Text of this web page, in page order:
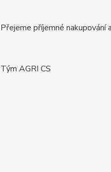
Přejeme příjemné
Tým AGRI CS